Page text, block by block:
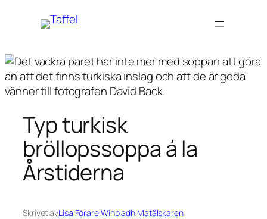
Typ turkisk
bröllopssoppa á la
Årstiderna
Skrivet avLisa Förare WinbladhiMatälskaren